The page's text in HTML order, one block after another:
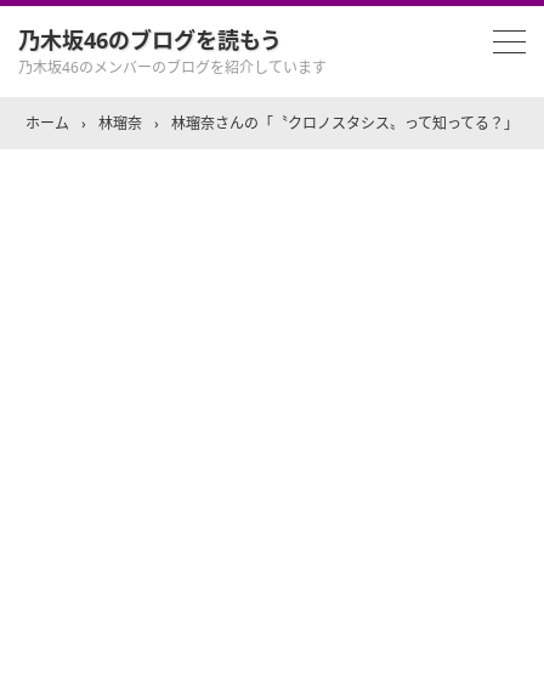
乃木坂46のブログを読もう
乃木坂46のメンバーのブログを紹介しています
ホーム › 林瑠奈 › 林瑠奈さんの「〝クロノスタシス〟って知ってる？」